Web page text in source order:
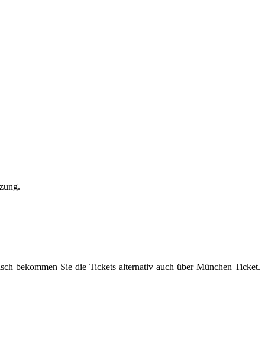
bekommen Sie die Tickets alternativ auch über München Ticket.